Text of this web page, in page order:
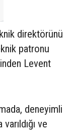
direktörünü
patronu
Levent
deneyimli
ve